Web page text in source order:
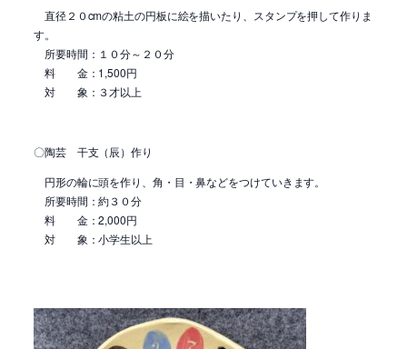
直径２０cmの粘土の円板に絵を描いたり、スタンプを押して作りま
す。
所要時間：１０分～２０分
料 金：1,500円
対 象：３才以上
〇陶芸 干支（辰）作り
円形の輪に頭を作り、角・目・鼻などをつけていきます。
所要時間：約３０分
料 金：2,000円
対 象：小学生以上